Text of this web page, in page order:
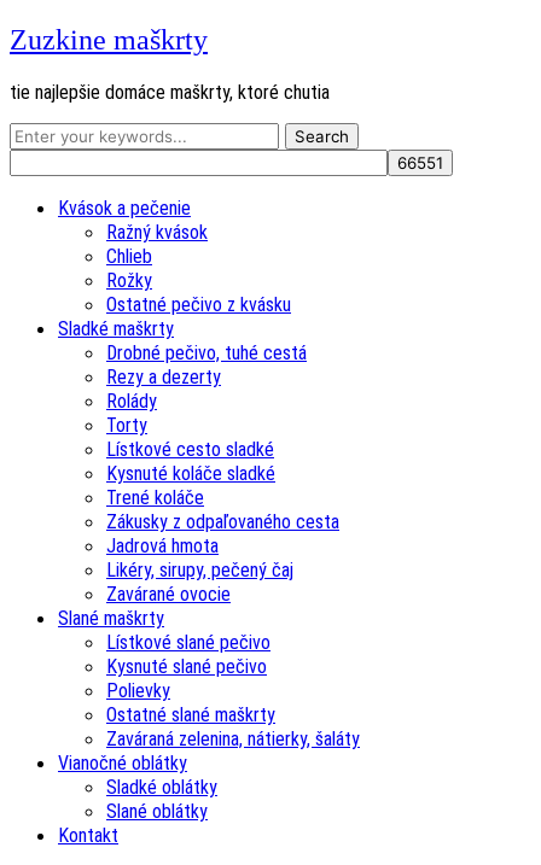
Zuzkine maškrty
tie najlepšie domáce maškrty, ktoré chutia
Kvások a pečenie
Ražný kvások
Chlieb
Rožky
Ostatné pečivo z kvásku
Sladké maškrty
Drobné pečivo, tuhé cestá
Rezy a dezerty
Rolády
Torty
Lístkové cesto sladké
Kysnuté koláče sladké
Trené koláče
Zákusky z odpaľovaného cesta
Jadrová hmota
Likéry, sirupy, pečený čaj
Zavárané ovocie
Slané maškrty
Lístkové slané pečivo
Kysnuté slané pečivo
Polievky
Ostatné slané maškrty
Zaváraná zelenina, nátierky, šaláty
Vianočné oblátky
Sladké oblátky
Slané oblátky
Kontakt